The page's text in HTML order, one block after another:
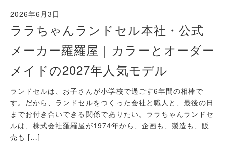
2026年6月3日
ララちゃんランドセル本社・公式
メーカー羅羅屋｜カラーとオーダー
メイドの2027年人気モデル
ランドセルは、お子さんが小学校で過ごす6年間の相棒で
す。だから、ランドセルをつくった会社と職人と、最後の日
までお付き合いできる関係でありたい。ララちゃんランドセ
ルは、株式会社羅羅屋が1974年から、企画も、製造も、販
売も […]